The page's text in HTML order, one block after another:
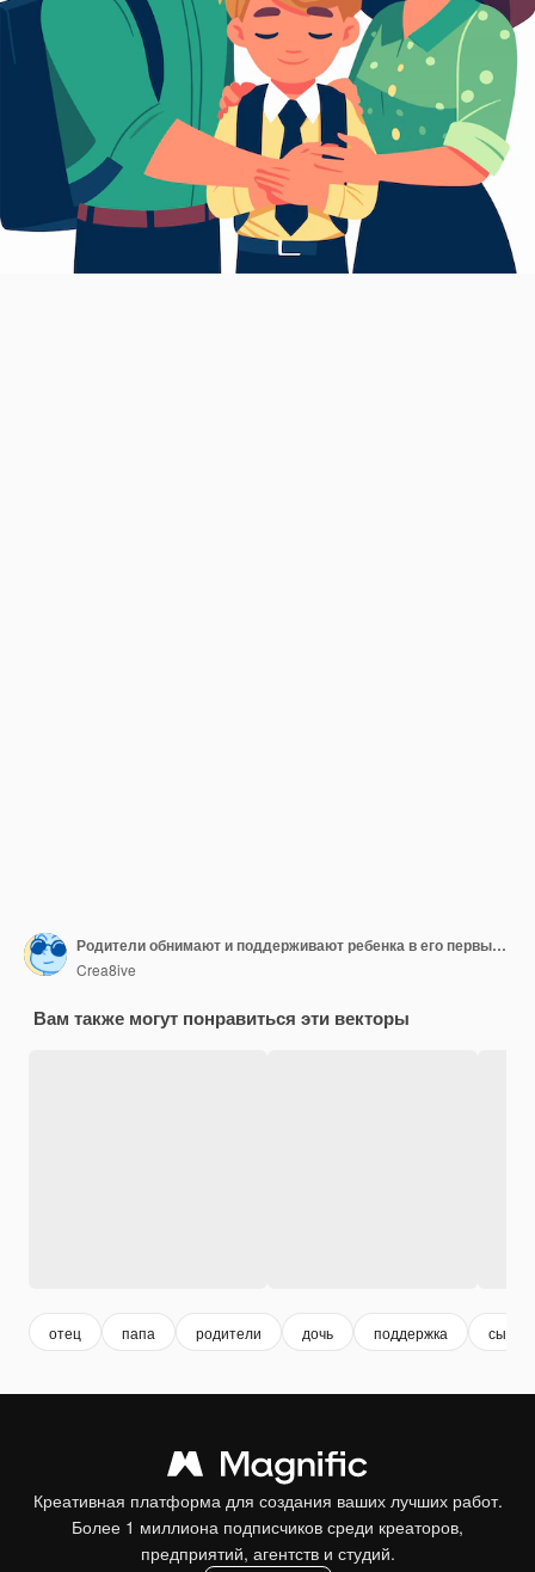
Родители обнимают и поддерживают ребенка в его первый день в школе векторные иллюстрации на белом фоне
Crea8ive
Вам также могут понравиться эти векторы
отец папа родители дочь поддержка сын
Креативная платформа для создания ваших лучших работ.
Более 1 миллиона подписчиков среди креаторов,
предприятий, агентств и студий.